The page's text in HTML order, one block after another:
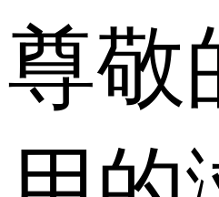
尊敬